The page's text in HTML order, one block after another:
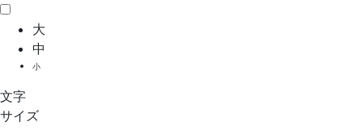
大
中
小
文字
サイズ